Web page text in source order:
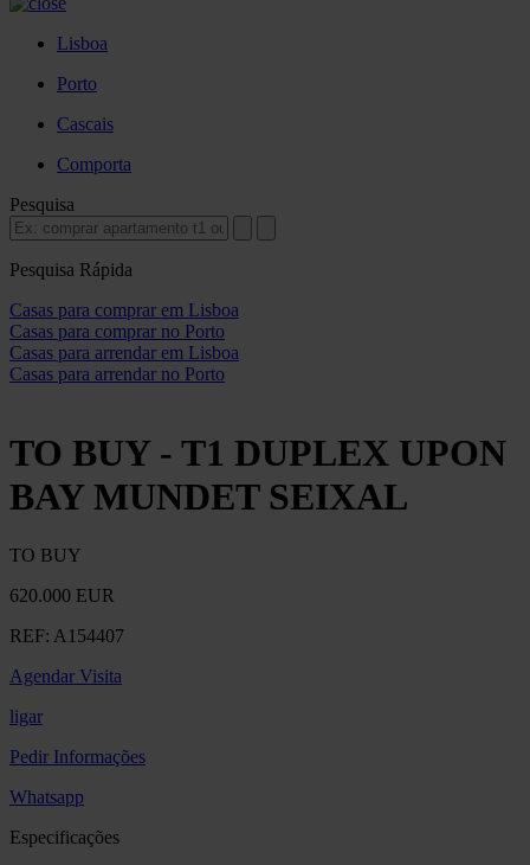
Lisboa
Porto
Cascais
Comporta
Pesquisa
Pesquisa Rápida
Casas para comprar em Lisboa
Casas para comprar no Porto
Casas para arrendar em Lisboa
Casas para arrendar no Porto
TO BUY - T1 DUPLEX UPON
BAY MUNDET SEIXAL
TO BUY
620.000 EUR
REF: A154407
Agendar Visita
ligar
Pedir Informações
Whatsapp
Especificações